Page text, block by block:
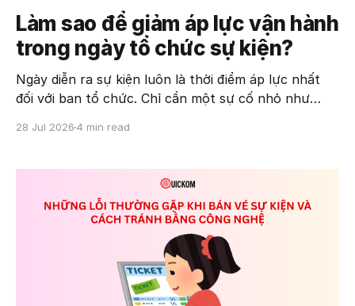
Làm sao để giảm áp lực vận hành
trong ngày tổ chức sự kiện?
Ngày diễn ra sự kiện luôn là thời điểm áp lực nhất
đối với ban tổ chức. Chỉ cần một sự cố nhỏ như
28 Jul 2026 4 min read